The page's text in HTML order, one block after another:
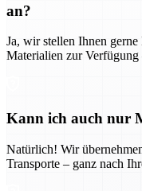
an?
Ja, wir stellen Ihnen
Materialien zur
Kann ich auch nur
Natürlich! Wir
Transporte – ganz nach